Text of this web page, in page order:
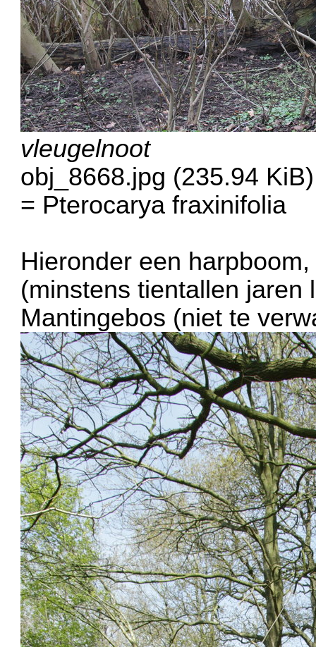
vleugelnoot
obj_8668.jpg (235.94
= Pterocarya fraxinifolia
Hieronder een
(minstens tientallen jaren
Mantingebos (niet te